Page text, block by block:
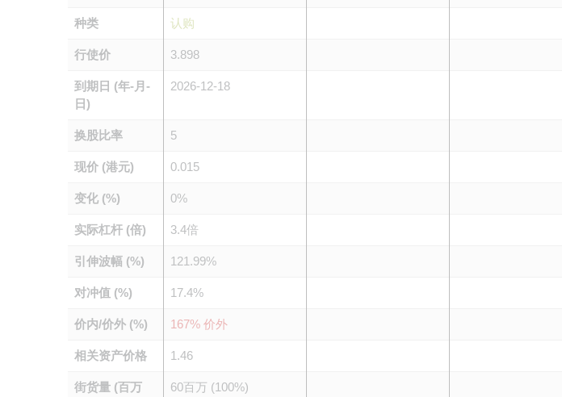
种类 认购
行使价 3.898
到期日 (年-月-
日)
2026-12-18
换股比率 5
现价 (港元) 0.015
变化 (%) 0%
实际杠杆 (倍) 3.4倍
引伸波幅 (%) 121.99%
对冲值 (%) 17.4%
价内/价外 (%) 167% 价外
相关资产价格 1.46
街货量 (百万
60百万 (100%)